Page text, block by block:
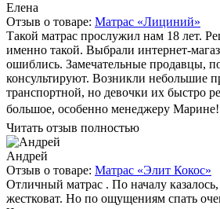
Елена
Отзыв о товаре: Матрас «Лициний»
Такой матрас прослужил нам 18 лет.
именно такой. Выбрали интернет-
ошиблись. Замечательные продавцы,
консультируют. Возникли небольшие
транспортной, но девочки их быстро
большое, особенно менеджеру
Читать отзыв полностью
Андрей
Отзыв о товаре: Матрас «Элит Кокос»
Отличный матрас . По началу
жестковат. Но по ощущениям спать